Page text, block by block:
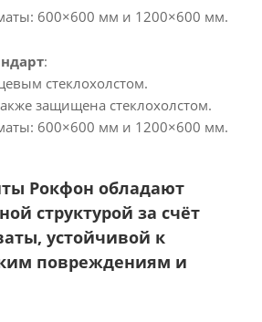
600×600 мм и 1200×600 мм.
:
стеклохолстом.
защищена стеклохолстом.
600×600 мм и 1200×600 мм.
Рокфон обладают
структурой за счёт
устойчивой к
повреждениям и